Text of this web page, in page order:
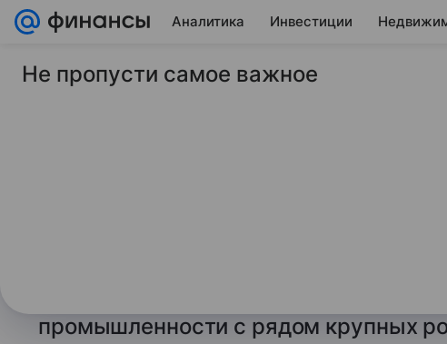
Аналитика Инвестиции
19 ноября 2024 © РИА Новости
Судан договорился о
промышленности с рядом крупных
Не пропусти самое важное